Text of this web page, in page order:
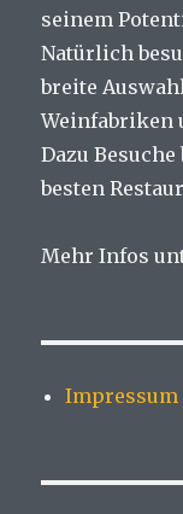
seinem
Natürlich
breite
Weinfabriken
Dazu
besten
Mehr Infos
Impressum